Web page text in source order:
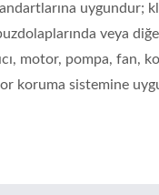
uygundur;
veya
motor, pompa, fan,
koruma sistemine